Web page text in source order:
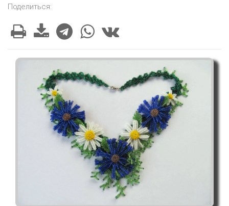
Поделиться: